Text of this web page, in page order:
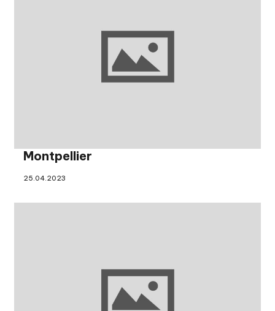
Montpellier
25.04.2023